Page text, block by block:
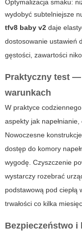
Optymalizacja smaku:
wydobyć subtelniejsze
tfv8 baby v2 daje
dostosowanie ustawień
gęstości, zawartości
Praktyczny test
warunkach
W praktyce
aspekty jak napełnianie,
Nowoczesne
dostęp do komory
wygodę. Czyszczenie
wystarczy rozebrać
podstawową pod
trwałości co kilka
Bezpieczeństwo i